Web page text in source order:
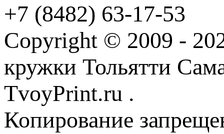
+7 (8482) 63-17-53
Copyright © 2009 -
кружки Тольятти
TvoyPrint.ru .
Копирование